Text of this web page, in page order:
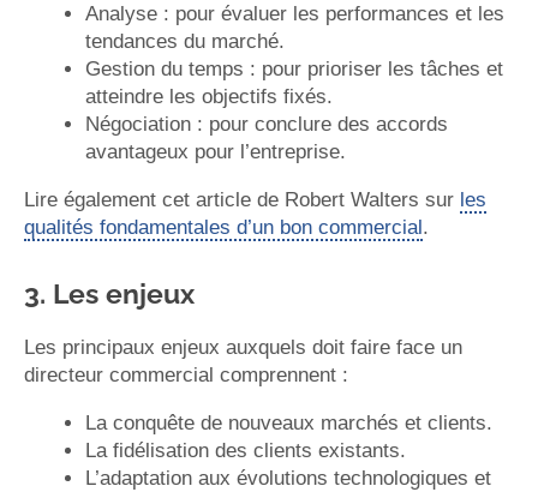
Analyse : pour évaluer les performances et les
tendances du marché.
Gestion du temps : pour prioriser les tâches et
atteindre les objectifs fixés.
Négociation : pour conclure des accords
avantageux pour l’entreprise.
Lire également cet article de Robert Walters sur les
qualités fondamentales d’un bon commercial.
3. Les enjeux
Les principaux enjeux auxquels doit faire face un
directeur commercial comprennent :
La conquête de nouveaux marchés et clients.
La fidélisation des clients existants.
L’adaptation aux évolutions technologiques et